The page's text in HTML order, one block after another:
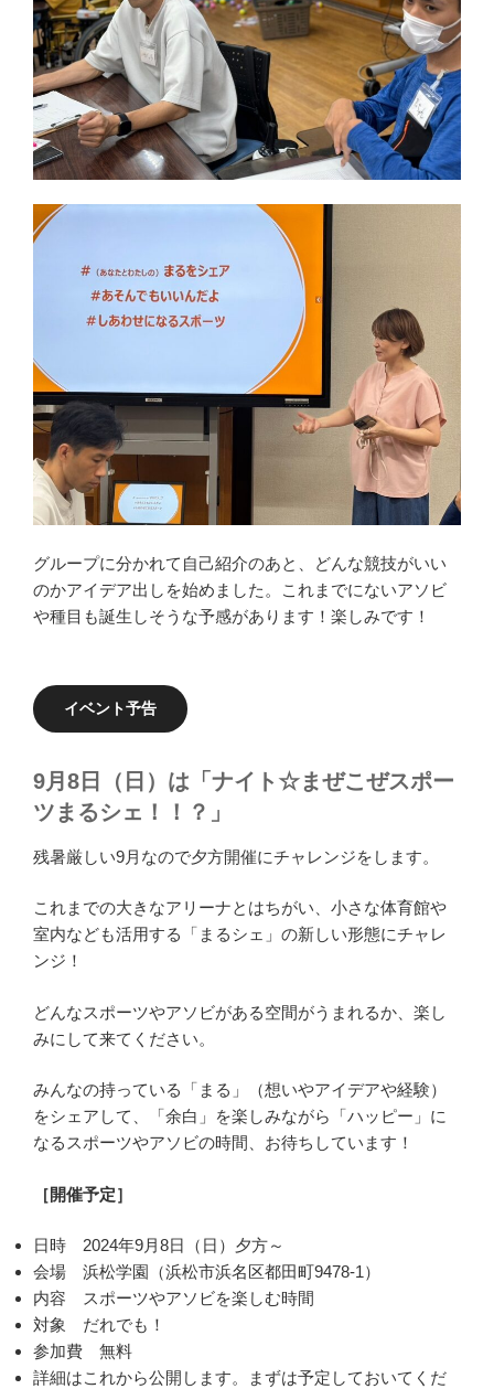
グループに分かれて自己紹介のあと、どんな競技がいい
のかアイデア出しを始めました。これまでにないアソビ
や種目も誕生しそうな予感があります！楽しみです！
イベント予告
9月8日（日）は「ナイト☆まぜこぜスポー
ツまるシェ！！？」
残暑厳しい9月なので夕方開催にチャレンジをします。
これまでの大きなアリーナとはちがい、小さな体育館や
室内なども活用する「まるシェ」の新しい形態にチャレ
ンジ！
どんなスポーツやアソビがある空間がうまれるか、楽し
みにして来てください。
みんなの持っている「まる」（想いやアイデアや経験）
をシェアして、「余白」を楽しみながら「ハッピー」に
なるスポーツやアソビの時間、お待ちしています！
［開催予定］
日時 2024年9月8日（日）夕方～
会場 浜松学園（浜松市浜名区都田町9478-1）
内容 スポーツやアソビを楽しむ時間
対象 だれでも！
参加費 無料
詳細はこれから公開します。まずは予定しておいてくだ